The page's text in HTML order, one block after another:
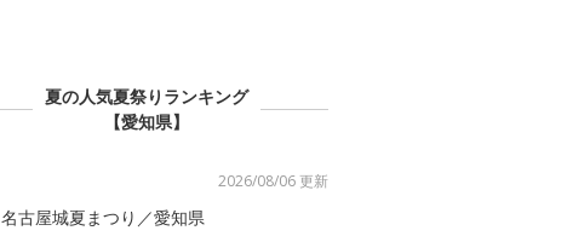
夏の人気夏祭りランキング
【愛知県】
2026/08/06 更新
名古屋城夏まつり／愛知県